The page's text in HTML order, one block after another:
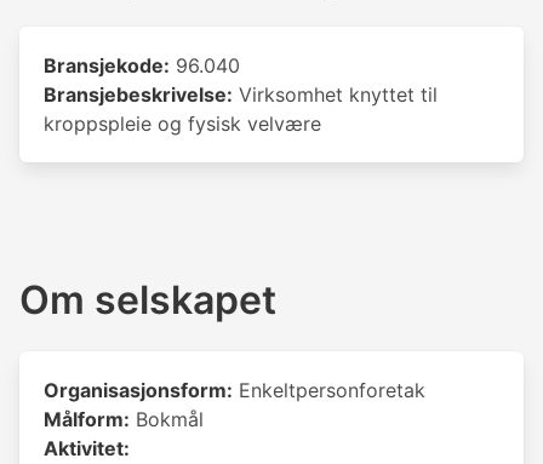
Bransjekode: 96.040
Bransjebeskrivelse: Virksomhet knyttet til
kroppspleie og fysisk velvære
Om selskapet
Organisasjonsform: Enkeltpersonforetak
Målform: Bokmål
Aktivitet: